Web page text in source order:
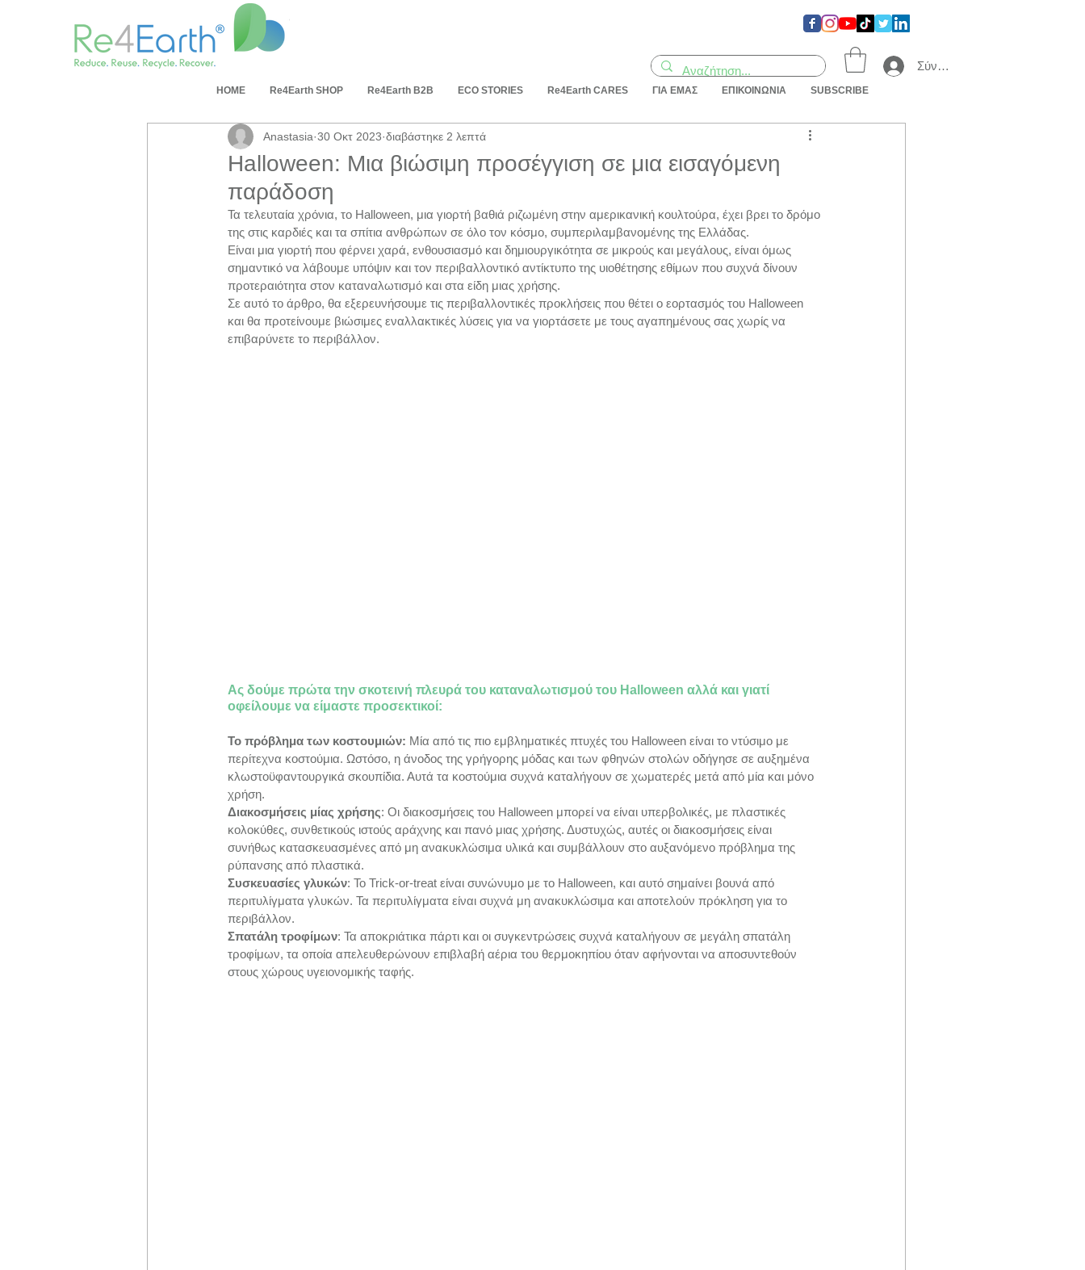
Σύνδεση
ΗΟΜΕ Re4Earth SHOP Re4Earth B2B ECO STORIES Re4Earth CARES ΓΙΑ ΕΜΑΣ ΕΠΙΚΟΙΝΩΝΙΑ SUBSCRIBE
Halloween: Μια βιώσιμη προσέγγιση σε μια εισαγόμενη
παράδοση
Anastasia 30 Οκτ 2023 διαβάστηκε 2 λεπτά
Τα τελευταία χρόνια, το Halloween, μια γιορτή βαθιά ριζωμένη στην αμερικανική κουλτούρα, έχει βρει το δρόμο
της στις καρδιές και τα σπίτια ανθρώπων σε όλο τον κόσμο, συμπεριλαμβανομένης της Ελλάδας.
Είναι μια γιορτή που φέρνει χαρά, ενθουσιασμό και δημιουργικότητα σε μικρούς και μεγάλους, είναι όμως
σημαντικό να λάβουμε υπόψιν και τον περιβαλλοντικό αντίκτυπο της υιοθέτησης εθίμων που συχνά δίνουν
προτεραιότητα στον καταναλωτισμό και στα είδη μιας χρήσης.
Σε αυτό το άρθρο, θα εξερευνήσουμε τις περιβαλλοντικές προκλήσεις που θέτει ο εορτασμός του Halloween
και θα προτείνουμε βιώσιμες εναλλακτικές λύσεις για να γιορτάσετε με τους αγαπημένους σας χωρίς να
επιβαρύνετε το περιβάλλον.
Ας δούμε πρώτα την σκοτεινή πλευρά του καταναλωτισμού του Halloween αλλά και γιατί
οφείλουμε να είμαστε προσεκτικοί:
Το πρόβλημα των κοστουμιών: Μία από τις πιο εμβληματικές πτυχές του Halloween είναι το ντύσιμο με
περίτεχνα κοστούμια. Ωστόσο, η άνοδος της γρήγορης μόδας και των φθηνών στολών οδήγησε σε αυξημένα
κλωστοϋφαντουργικά σκουπίδια. Αυτά τα κοστούμια συχνά καταλήγουν σε χωματερές μετά από μία και μόνο
χρήση.
Διακοσμήσεις μίας χρήσης: Οι διακοσμήσεις του Halloween μπορεί να είναι υπερβολικές, με πλαστικές
κολοκύθες, συνθετικούς ιστούς αράχνης και πανό μιας χρήσης. Δυστυχώς, αυτές οι διακοσμήσεις είναι
συνήθως κατασκευασμένες από μη ανακυκλώσιμα υλικά και συμβάλλουν στο αυξανόμενο πρόβλημα της
ρύπανσης από πλαστικά.
Συσκευασίες γλυκών: Το Trick-or-treat είναι συνώνυμο με το Halloween, και αυτό σημαίνει βουνά από
περιτυλίγματα γλυκών. Τα περιτυλίγματα είναι συχνά μη ανακυκλώσιμα και αποτελούν πρόκληση για το
περιβάλλον.
Σπατάλη τροφίμων: Τα αποκριάτικα πάρτι και οι συγκεντρώσεις συχνά καταλήγουν σε μεγάλη σπατάλη
τροφίμων, τα οποία απελευθερώνουν επιβλαβή αέρια του θερμοκηπίου όταν αφήνονται να αποσυντεθούν
στους χώρους υγειονομικής ταφής.